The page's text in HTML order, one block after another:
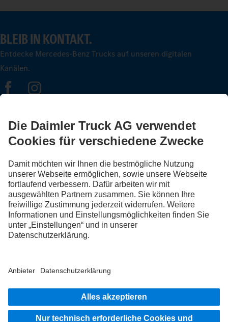
BLEIB IN KONTAKT.
Entdecke Mercedes-Benz Trucks auf unseren digitalen
Kanälen.
FOLLOW THE ROADSTARS.
Tausche jetzt Erfahrungen mit anderen Truckerinnen und
Truckern aus.